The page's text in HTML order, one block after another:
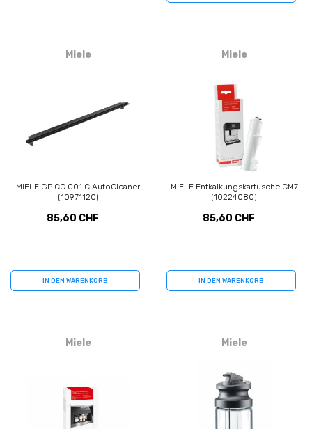
Miele
MIELE GP CC 001 C AutoCleaner
(10971120)
85,60 CHF
IN DEN WARENKORB
Miele
MIELE Entkalkungskartusche CM7
(10224080)
85,60 CHF
IN DEN WARENKORB
Miele Miele